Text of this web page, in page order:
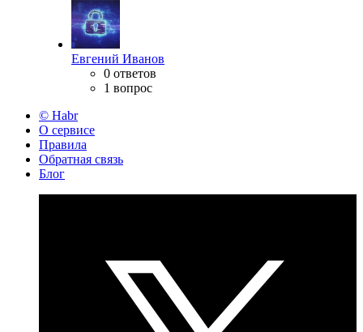
Евгений Иванов
0 ответов
1 вопрос
© Habr
О сервисе
Правила
Обратная связь
Блог